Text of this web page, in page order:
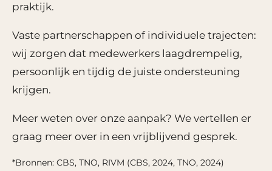
praktijk.
Vaste partnerschappen of individuele trajecten:
wij zorgen dat medewerkers laagdrempelig,
persoonlijk en tijdig de juiste ondersteuning
krijgen.
Meer weten over onze aanpak? We vertellen er
graag meer over in een vrijblijvend gesprek.
*Bronnen: CBS, TNO, RIVM (CBS, 2024, TNO, 2024)